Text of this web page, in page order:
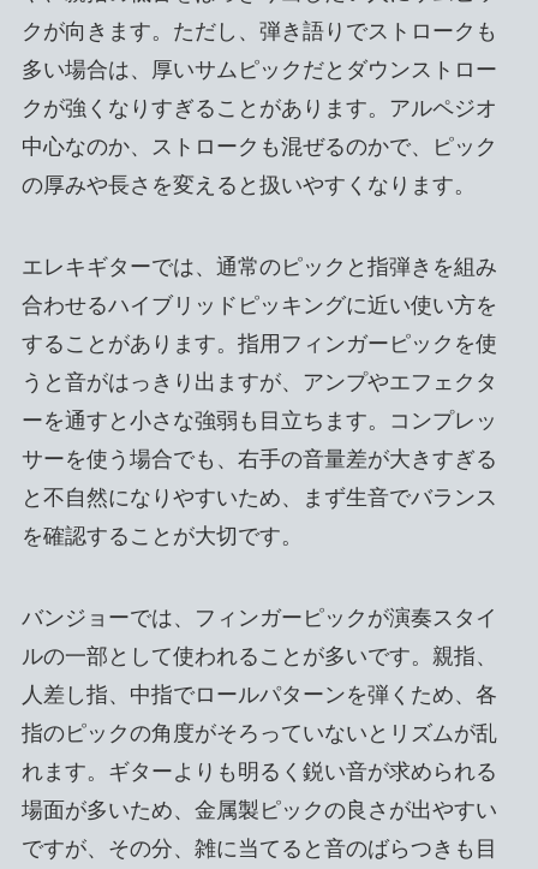
クが向きます。ただし、弾き語りでストロークも
多い場合は、厚いサムピックだとダウンストロー
クが強くなりすぎることがあります。アルペジオ
中心なのか、ストロークも混ぜるのかで、ピック
の厚みや長さを変えると扱いやすくなります。
エレキギターでは、通常のピックと指弾きを組み
合わせるハイブリッドピッキングに近い使い方を
することがあります。指用フィンガーピックを使
うと音がはっきり出ますが、アンプやエフェクタ
ーを通すと小さな強弱も目立ちます。コンプレッ
サーを使う場合でも、右手の音量差が大きすぎる
と不自然になりやすいため、まず生音でバランス
を確認することが大切です。
バンジョーでは、フィンガーピックが演奏スタイ
ルの一部として使われることが多いです。親指、
人差し指、中指でロールパターンを弾くため、各
指のピックの角度がそろっていないとリズムが乱
れます。ギターよりも明るく鋭い音が求められる
場面が多いため、金属製ピックの良さが出やすい
ですが、その分、雑に当てると音のばらつきも目